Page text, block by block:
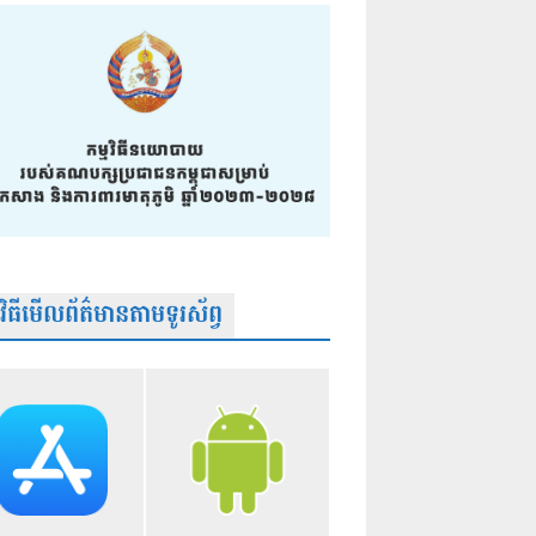
ធីមើលព័ត៌មានតាមទូរស័ព្វ